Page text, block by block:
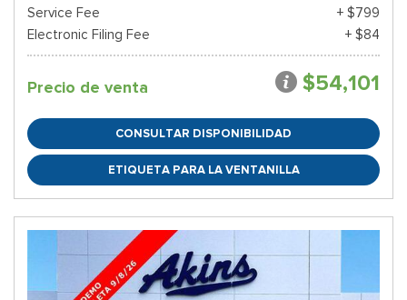
Service Fee
+ $799
Electronic Filing Fee
+ $84
Precio de venta $54,101
CONSULTAR DISPONIBILIDAD
ETIQUETA PARA LA VENTANILLA